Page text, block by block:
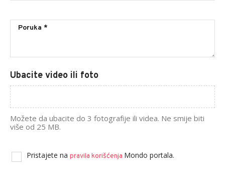
Ubacite video ili foto
Možete da ubacite do 3 fotografije ili videa. Ne smije biti
više od 25 MB.
Pristajete na pravila korišćenja Mondo portala.